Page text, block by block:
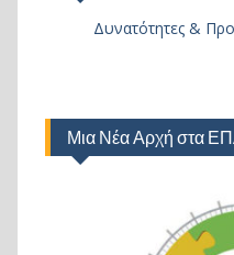
Δυνατότητες &
Μια Νέα Αρχή στα